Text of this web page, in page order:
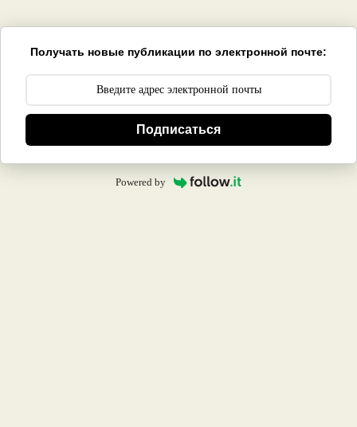
Получать новые публикации по электронной почте:
Подписаться
Powered by